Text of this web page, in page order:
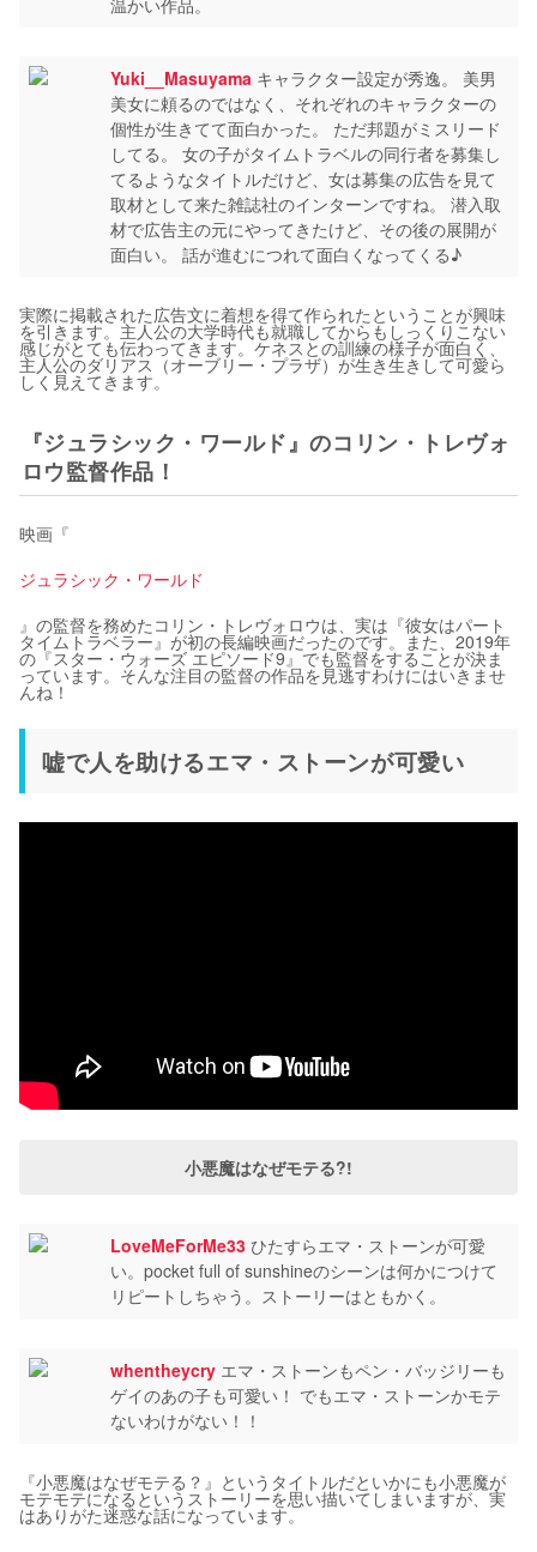
Yuki__Masuyama キャラクター設定が秀逸。 美男
美女に頼るのではなく、それぞれのキャラクターの
個性が生きてて面白かった。 ただ邦題がミスリード
してる。 女の子がタイムトラベルの同行者を募集し
てるようなタイトルだけど、女は募集の広告を見て
取材として来た雑誌社のインターンですね。 潜入取
材で広告主の元にやってきたけど、その後の展開が
面白い。 話が進むにつれて面白くなってくる♪
実際に掲載された広告文に着想を得て作られたということが興味
を引きます。主人公の大学時代も就職してからもしっくりこない
感じがとても伝わってきます。ケネスとの訓練の様子が面白く、
主人公のダリアス（オーブリー・プラザ）が生き生きして可愛ら
しく見えてきます。
『ジュラシック・ワールド』のコリン・トレヴォ
ロウ監督作品！
映画『
ジュラシック・ワールド
』の監督を務めたコリン・トレヴォロウは、実は『彼女はパート
タイムトラベラー』が初の長編映画だったのです。また、2019年
の『スター・ウォーズ エピソード9』でも監督をすることが決ま
っています。そんな注目の監督の作品を見逃すわけにはいきませ
んね！
嘘で人を助けるエマ・ストーンが可愛い
小悪魔はなぜモテる?!
LoveMeForMe33 ひたすらエマ・ストーンが可愛
い。pocket full of sunshineのシーンは何かにつけて
リピートしちゃう。ストーリーはともかく。
whentheycry エマ・ストーンもペン・バッジリーも
ゲイのあの子も可愛い！ でもエマ・ストーンかモテ
ないわけがない！！
『小悪魔はなぜモテる？』というタイトルだといかにも小悪魔が
モテモテになるというストーリーを思い描いてしまいますが、実
はありがた迷惑な話になっています。